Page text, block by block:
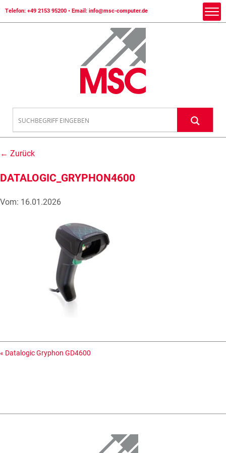
Telefon: +49 2153 95200 • Email: info@msc-computer.de
← Zurück
DATALOGIC_GRYPHON4600
Vom: 16.01.2026
« Datalogic Gryphon GD4600